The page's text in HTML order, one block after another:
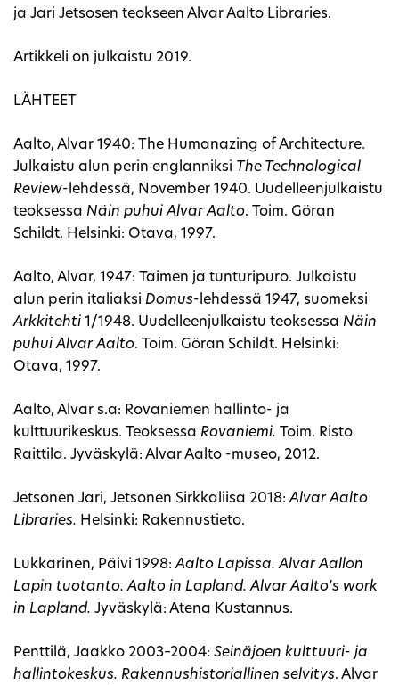
ja Jari Jetsosen teokseen Alvar Aalto Libraries.
Artikkeli on julkaistu 2019.
LÄHTEET
Aalto, Alvar 1940: The Humanazing of Architecture.
Julkaistu alun perin englanniksi The Technological
Review-lehdessä, November 1940. Uudelleenjulkaistu
teoksessa Näin puhui Alvar Aalto. Toim. Göran
Schildt. Helsinki: Otava, 1997.
Aalto, Alvar, 1947: Taimen ja tunturipuro. Julkaistu
alun perin italiaksi Domus-lehdessä 1947, suomeksi
Arkkitehti 1/1948. Uudelleenjulkaistu teoksessa Näin
puhui Alvar Aalto. Toim. Göran Schildt. Helsinki:
Otava, 1997.
Aalto, Alvar s.a: Rovaniemen hallinto- ja
kulttuurikeskus. Teoksessa Rovaniemi. Toim. Risto
Raittila. Jyväskylä: Alvar Aalto -museo, 2012.
Jetsonen Jari, Jetsonen Sirkkaliisa 2018:Alvar Aalto
Libraries. Helsinki: Rakennustieto.
Lukkarinen, Päivi 1998:Aalto Lapissa. Alvar Aallon
Lapin tuotanto. Aalto in Lapland. Alvar Aalto's work
in Lapland. Jyväskylä: Atena Kustannus.
Penttilä, Jaakko 2003–2004: Seinäjoen kulttuuri- ja
hallintokeskus. Rakennushistoriallinen selvitys. Alvar